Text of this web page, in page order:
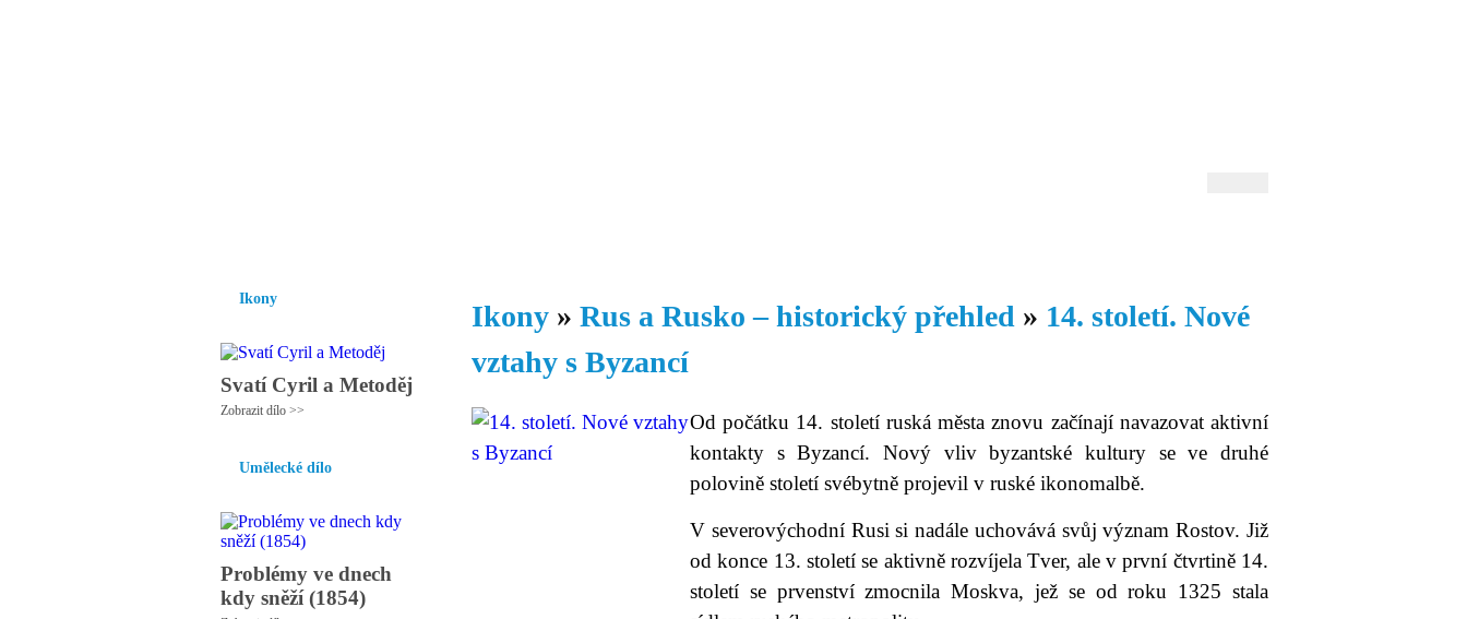
Ikony
Svatí Cyril a Metoděj
Zobrazit dílo >>
Umělecké dílo
Problémy ve dnech
kdy sněží (1854)
Ikony » Rus a Rusko – historický přehled » 14. století. Nové
vztahy s Byzancí
Od počátku 14. století ruská města znovu začínají navazovat aktivní
kontakty s Byzancí. Nový vliv byzantské kultury se ve druhé
polovině století svébytně projevil v ruské ikonomalbě.
V severovýchodní Rusi si nadále uchovává svůj význam Rostov. Již
od konce 13. století se aktivně rozvíjela Tver, ale v první čtvrtině 14.
století se prvenství zmocnila Moskva, jež se od roku 1325 stala